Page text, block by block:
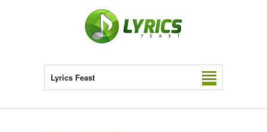
Lyrics Feast